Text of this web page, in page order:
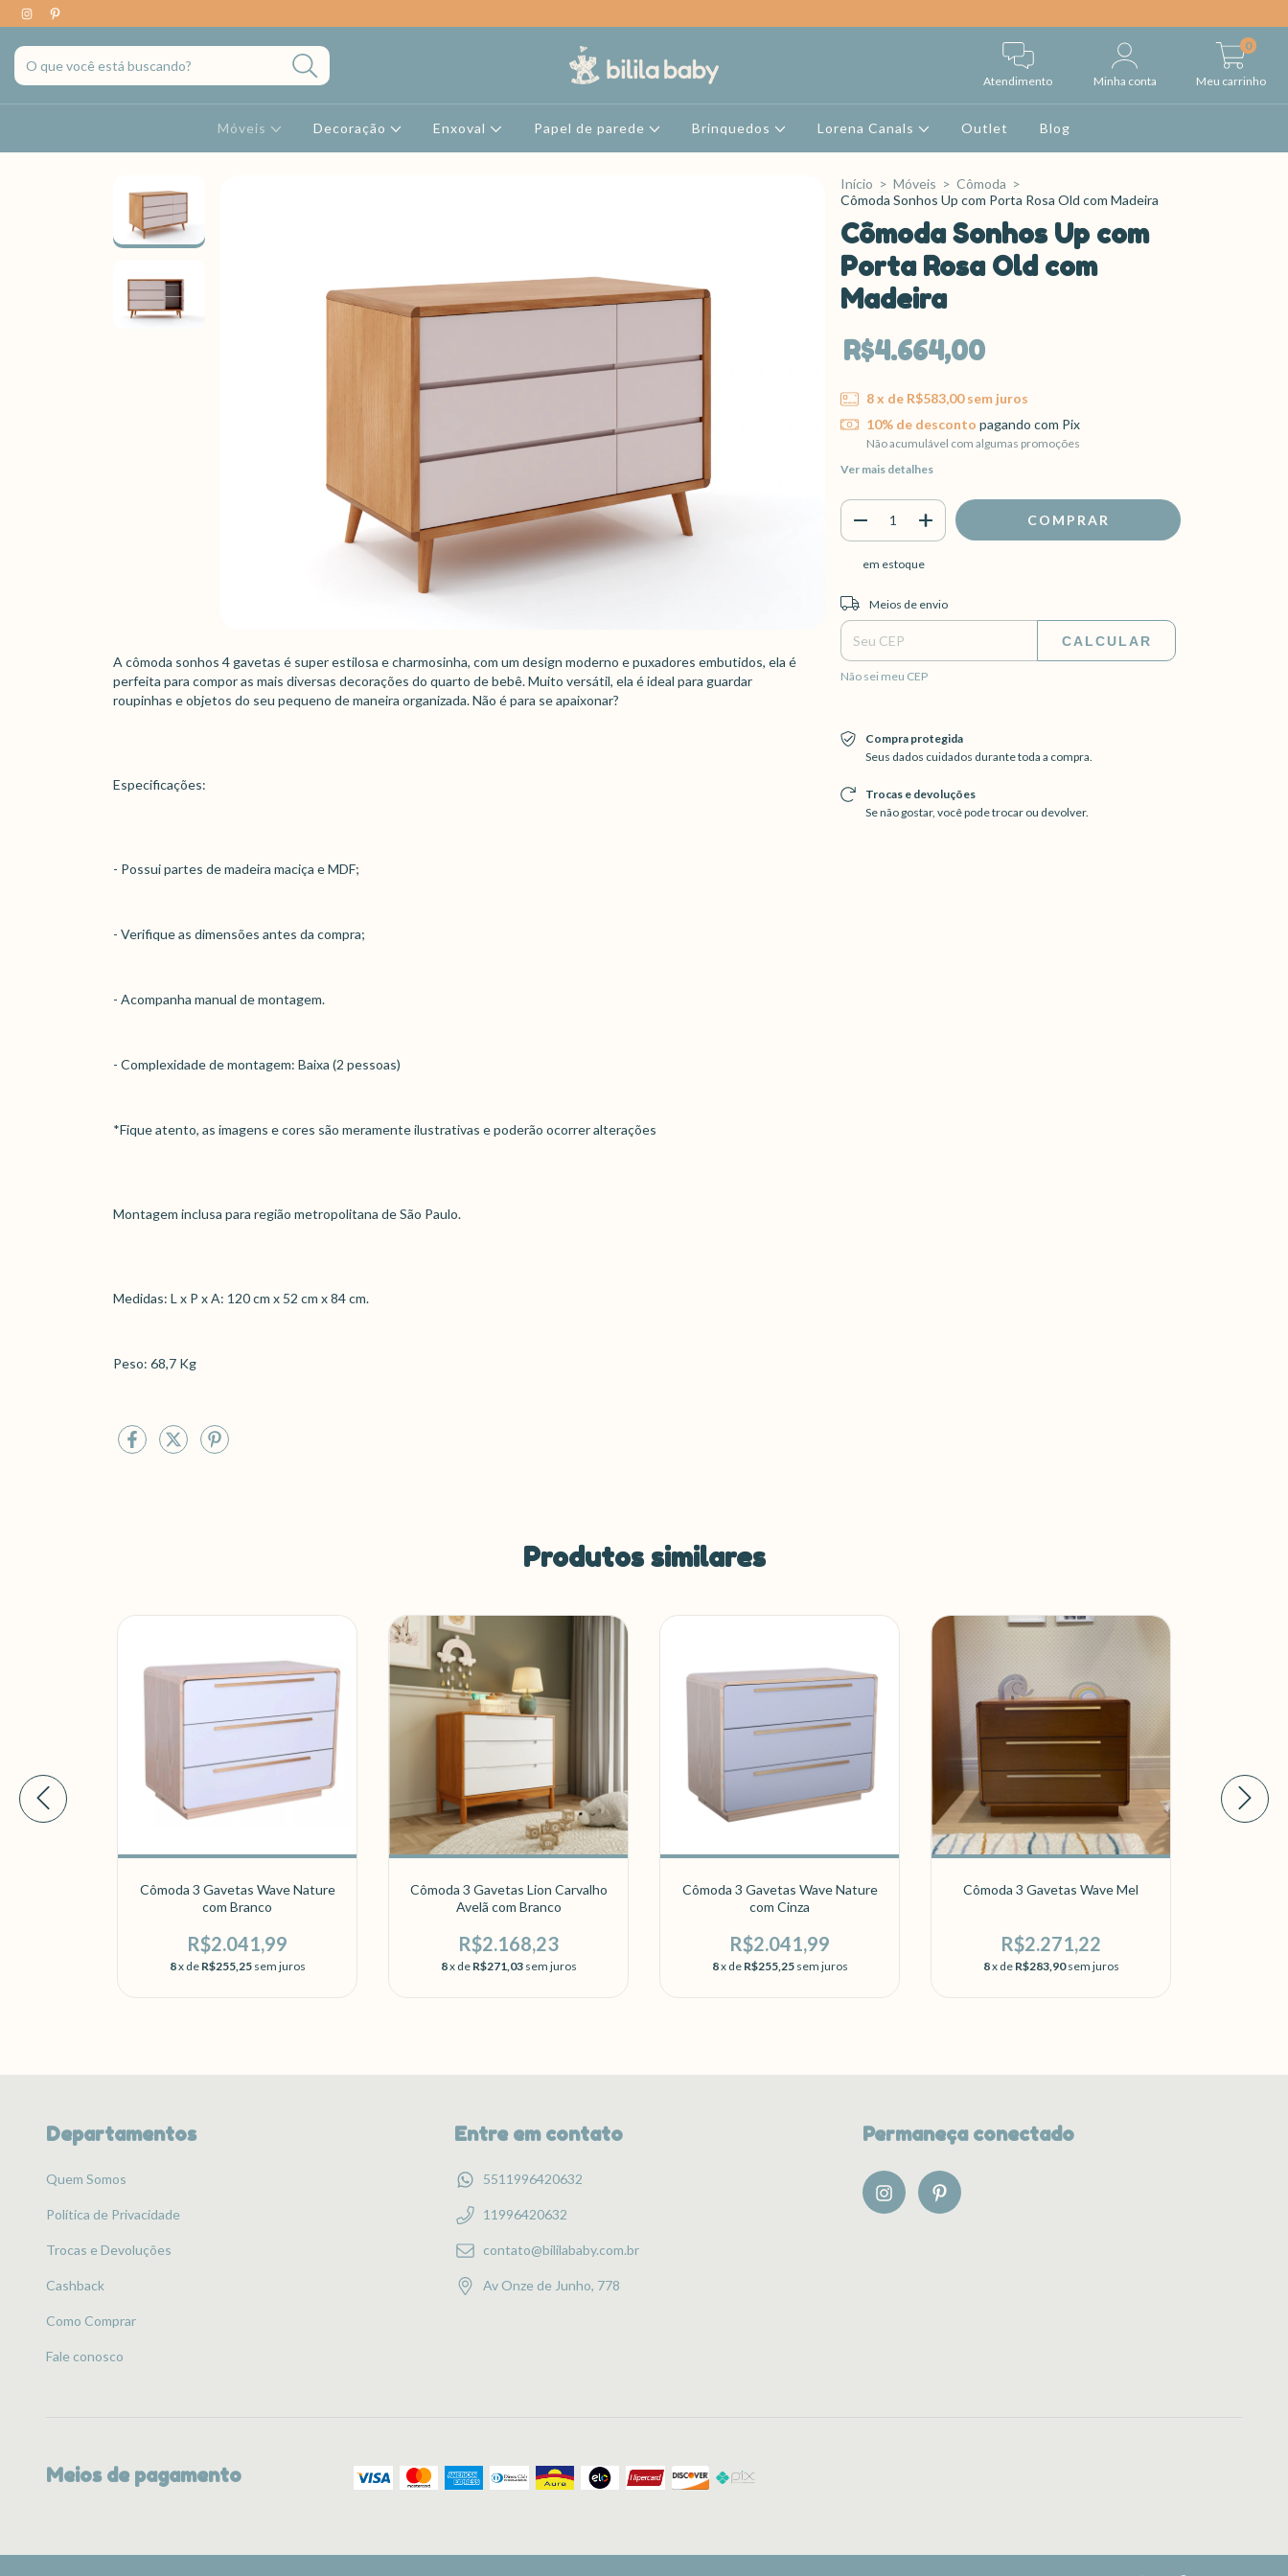
Atendimento Minha conta Meu carrinho
0
Móveis Decoração Enxoval Papel de parede Brinquedos Lorena Canals Outlet Blog
A cômoda sonhos 4 gavetas é super estilosa e charmosinha, com um design moderno e puxadores embutidos, ela é
perfeita para compor as mais diversas decorações do quarto de bebê. Muito versátil, ela é ideal para guardar
roupinhas e objetos do seu pequeno de maneira organizada. Não é para se apaixonar?
Especificações:
- Possui partes de madeira maciça e MDF;
- Verifique as dimensões antes da compra;
- Acompanha manual de montagem.
- Complexidade de montagem: Baixa (2 pessoas)
*Fique atento, as imagens e cores são meramente ilustrativas e poderão ocorrer alterações
Montagem inclusa para região metropolitana de São Paulo.
Medidas: L x P x A: 120 cm x 52 cm x 84 cm.
Peso: 68,7 Kg
Início > Móveis > Cômoda >
Cômoda Sonhos Up com Porta Rosa Old com Madeira
Cômoda Sonhos Up com
Porta Rosa Old com
Madeira
R$4.664,00
8x de R$583,00 sem juros
10% de desconto pagando com Pix
Não acumulável com algumas promoções
Ver mais detalhes
em estoque
Entregas para o CEP:
Meios de envio
CALCULAR
Não sei meu CEP
Compra protegida
Seus dados cuidados durante toda a compra.
Trocas e devoluções
Se não gostar, você pode trocar ou devolver.
Produtos similares
Cômoda 3 Gavetas Wave Nature
com Branco
R$2.041,99
8x de R$255,25 sem juros
Cômoda 3 Gavetas Lion Carvalho
Avelã com Branco
R$2.168,23
8x de R$271,03 sem juros
Cômoda 3 Gavetas Wave Nature
com Cinza
R$2.041,99
8x de R$255,25 sem juros
Cômoda 3 Gavetas Wave Mel
R$2.271,22
8x de R$283,90 sem juros
Departamentos
Quem Somos
Política de Privacidade
Trocas e Devoluções
Cashback
Como Comprar
Fale conosco
Entre em contato
5511996420632
11996420632
contato@bililababy.com.br
Av Onze de Junho, 778
Permaneça conectado
Meios de pagamento